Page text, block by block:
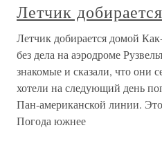
Летчик
Летчик добирается домой
без дела на аэродроме
знакомые и сказали, что они
хотели на следующий день
Пан-американской линии.
Погода южнее